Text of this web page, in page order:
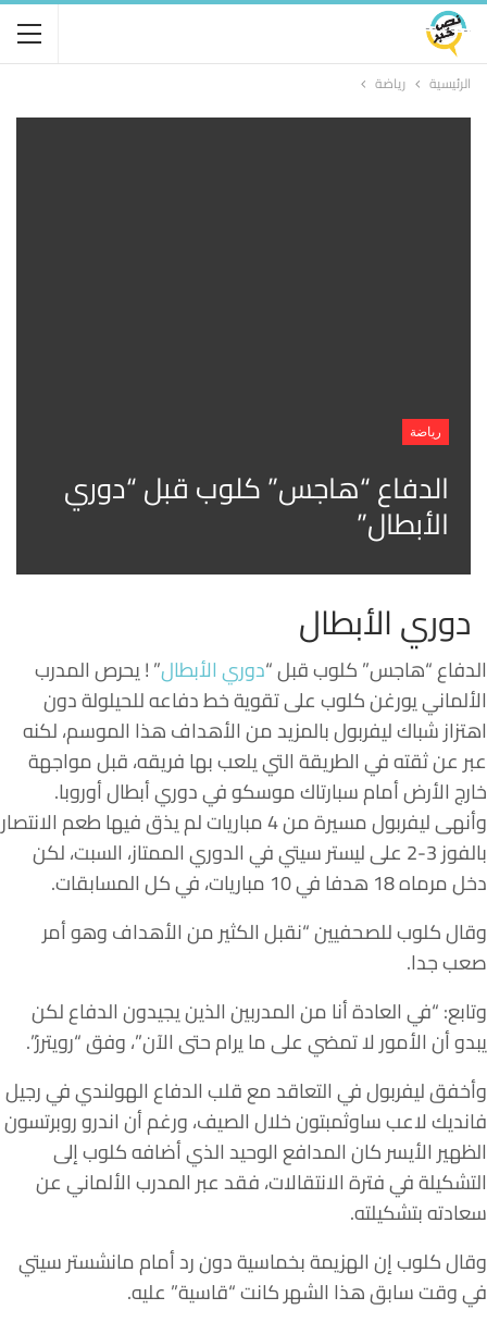
الرئيسية رياضة
رياضة
الدفاع “هاجس” كلوب قبل “دوري
الأبطال”
دوري الأبطال
الدفاع “هاجس” كلوب قبل “دوري الأبطال” ! يحرص المدرب
الألماني يورغن كلوب على تقوية خط دفاعه للحيلولة دون
اهتزاز شباك ليفربول بالمزيد من الأهداف هذا الموسم، لكنه
عبر عن ثقته في الطريقة التي يلعب بها فريقه، قبل مواجهة
خارج الأرض أمام سبارتاك موسكو في دوري أبطال أوروبا.
وأنهى ليفربول مسيرة من 4 مباريات لم يذق فيها طعم الانتصار
بالفوز 3-2 على ليستر سيتي في الدوري الممتاز، السبت، لكن
دخل مرماه 18 هدفا في 10 مباريات، في كل المسابقات.
وقال كلوب للصحفيين “نقبل الكثير من الأهداف وهو أمر
صعب جدا.
وتابع: “في العادة أنا من المدربين الذين يجيدون الدفاع لكن
يبدو أن الأمور لا تمضي على ما يرام حتى الآن”، وفق “رويترز”.
وأخفق ليفربول في التعاقد مع قلب الدفاع الهولندي في رجيل
فانديك لاعب ساوثمبتون خلال الصيف، ورغم أن اندرو روبرتسون
الظهير الأيسر كان المدافع الوحيد الذي أضافه كلوب إلى
التشكيلة في فترة الانتقالات، فقد عبر المدرب الألماني عن
سعادته بتشكيلته.
وقال كلوب إن الهزيمة بخماسية دون رد أمام مانشستر سيتي
في وقت سابق هذا الشهر كانت “قاسية” عليه.